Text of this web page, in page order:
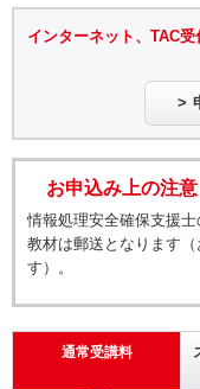
インターネット、TAC
お申込み上の注意
情報処理安全確保支援
教材は郵送となります
す）。
通常受講料